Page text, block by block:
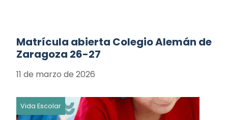
Matrícula abierta Colegio Alemán de
Zaragoza 26-27
11 de marzo de 2026
Vida Escolar